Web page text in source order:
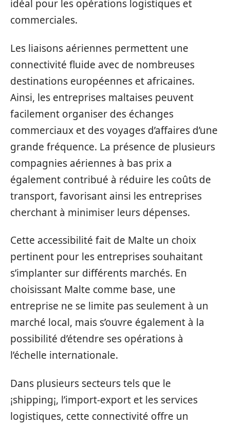
idéal pour les opérations logistiques et
commerciales.
Les liaisons aériennes permettent une
connectivité fluide avec de nombreuses
destinations européennes et africaines.
Ainsi, les entreprises maltaises peuvent
facilement organiser des échanges
commerciaux et des voyages d’affaires d’une
grande fréquence. La présence de plusieurs
compagnies aériennes à bas prix a
également contribué à réduire les coûts de
transport, favorisant ainsi les entreprises
cherchant à minimiser leurs dépenses.
Cette accessibilité fait de Malte un choix
pertinent pour les entreprises souhaitant
s’implanter sur différents marchés. En
choisissant Malte comme base, une
entreprise ne se limite pas seulement à un
marché local, mais s’ouvre également à la
possibilité d’étendre ses opérations à
l’échelle internationale.
Dans plusieurs secteurs tels que le
¡shipping¡, l’import-export et les services
logistiques, cette connectivité offre un